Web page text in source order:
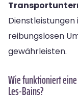
reibungslosen
gewährleisten.
Wie funktioniert
Les-Bains?